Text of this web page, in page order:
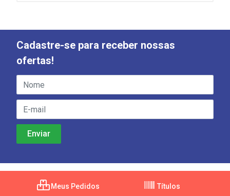
Cadastre-se para receber nossas
ofertas!
Meus Pedidos Títulos